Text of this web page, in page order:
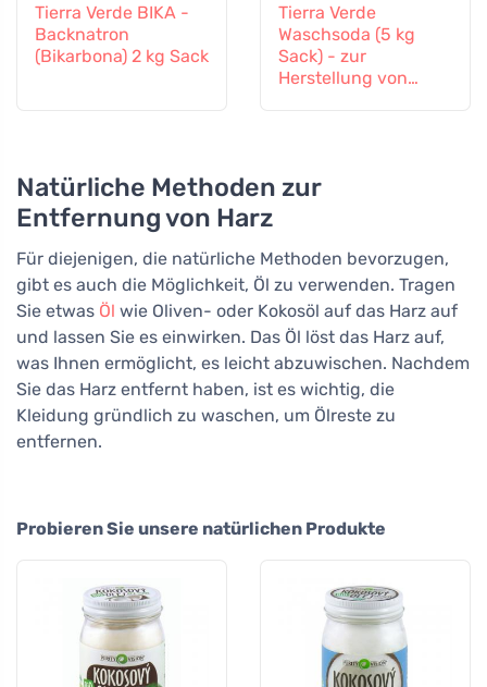
Tierra Verde BIKA -
Backnatron
(Bikarbona) 2 kg Sack
Tierra Verde
Waschsoda (5 kg
Sack) - zur
Herstellung von
Natürliche Methoden zur
Entfernung von Harz
Für diejenigen, die natürliche Methoden bevorzugen,
gibt es auch die Möglichkeit, Öl zu verwenden. Tragen
Sie etwas Öl wie Oliven- oder Kokosöl auf das Harz auf
und lassen Sie es einwirken. Das Öl löst das Harz auf,
was Ihnen ermöglicht, es leicht abzuwischen. Nachdem
Sie das Harz entfernt haben, ist es wichtig, die
Kleidung gründlich zu waschen, um Ölreste zu
entfernen.
Probieren Sie unsere natürlichen Produkte